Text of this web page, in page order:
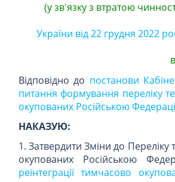
(у зв'язку з втратою
України від 22 грудня 2022
Відповідно до постанови
питання формування переліку
окупованих Російською
НАКАЗУЮ:
1. Затвердити Зміни до Переліку
окупованих Російською
реінтеграції тимчасово